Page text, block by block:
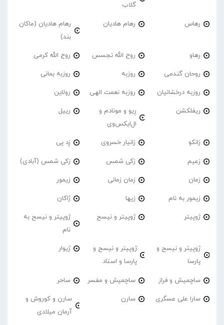
گلاب
رهاس رهام هادیان
رهام هادیان (ماکان
بند)
رهاو روح الله تجسس روح الله کرمی
روحان گندمی روزبه روزبه بمانی
روزبه درخشانیان روزبه نعمت الهی رولاین
ریفلکشن
رِیو و مونادم و
ال‌ایکس‌وی
رییل
زانکو زانیار خسروی زِد پی
زعیم زکی شمس زکی شمس (آبادی)
زمان زمان زمانی زیمور
زیمور به نام زیها ژاکان
ژوپیتر ژوپیتر و نیسح
ژوپیتر و نیسح به
نام
ژوپیتر و نیسح و
پارسا
ژوپیتر و نیسح و
پارسا و استاد
ژیوار
ساچمیش و فراز ساچمیش و مفسر ساحر
سارا علی عسگری سارن
سارن و کوروش و
آرمان میلادی